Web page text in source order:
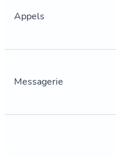
Appels
Messagerie